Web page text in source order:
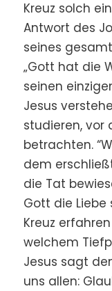
Kreuz solch
Antwort des
seines
„Gott hat die
seinen
Jesus
studieren, vor
betrachten.
dem
die Tat
Gott die Liebe
Kreuz
welchem
Jesus sagt
uns allen: